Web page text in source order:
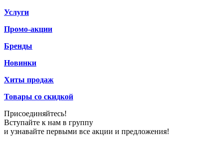
Услуги
Промо-акции
Бренды
Новинки
Хиты продаж
Товары со скидкой
Присоединяйтесь!
Вступайте к нам в группу
и узнавайте первыми все акции и предложения!